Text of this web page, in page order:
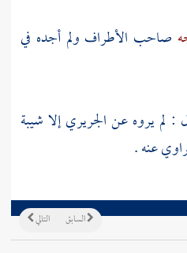
صاحب الأطراف ولم أجده في
: لم يروه عنالجريريإلاشيبة
عنه .
التالي السابق